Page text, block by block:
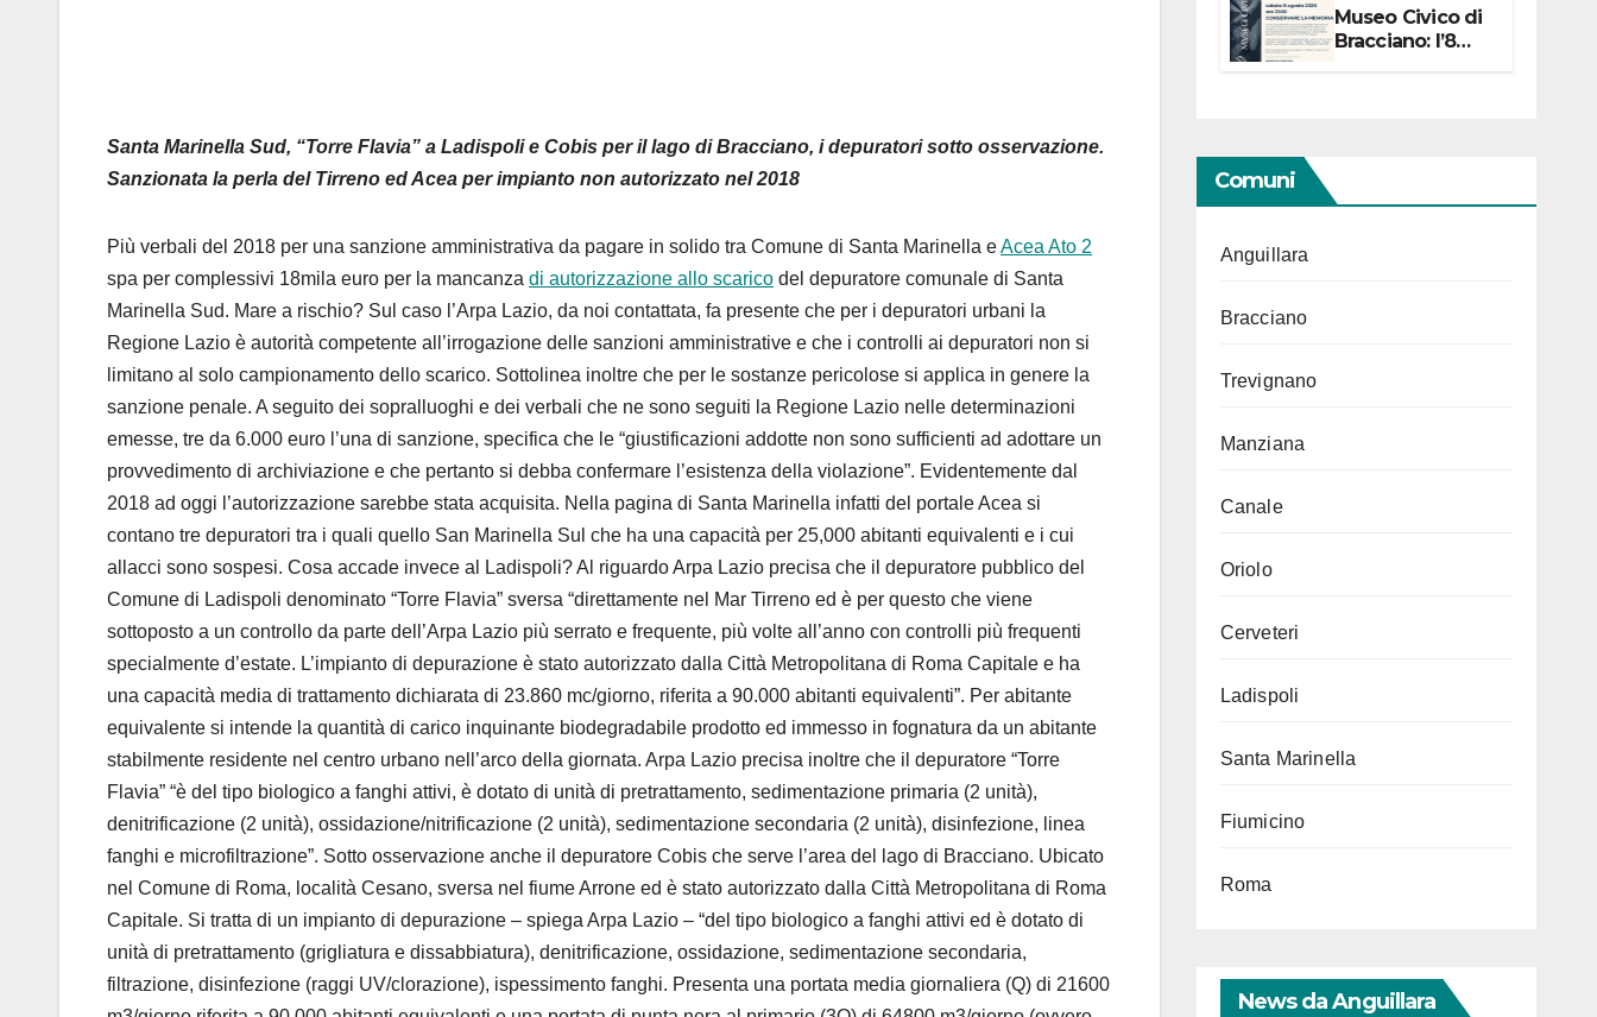
Santa Marinella Sud, “Torre Flavia” a Ladispoli e Cobis per il lago di Bracciano, i depuratori sotto osservazione.
Sanzionata la perla del Tirreno ed Acea per impianto non autorizzato nel 2018
Più verbali del 2018 per una sanzione amministrativa da pagare in solido tra Comune di Santa Marinella eAcea Ato 2
spa per complessivi 18mila euro per la mancanza di autorizzazione allo scarico del depuratore comunale di Santa
Marinella Sud. Mare a rischio? Sul caso l’Arpa Lazio, da noi contattata, fa presente che per i depuratori urbani la
Regione Lazio è autorità competente all’irrogazione delle sanzioni amministrative e che i controlli ai depuratori non si
limitano al solo campionamento dello scarico. Sottolinea inoltre che per le sostanze pericolose si applica in genere la
sanzione penale. A seguito dei sopralluoghi e dei verbali che ne sono seguiti la Regione Lazio nelle determinazioni
emesse, tre da 6.000 euro l’una di sanzione, specifica che le “giustificazioni addotte non sono sufficienti ad adottare un
provvedimento di archiviazione e che pertanto si debba confermare l’esistenza della violazione”. Evidentemente dal
2018 ad oggi l’autorizzazione sarebbe stata acquisita. Nella pagina di Santa Marinella infatti del portale Acea si
contano tre depuratori tra i quali quello San Marinella Sul che ha una capacità per 25,000 abitanti equivalenti e i cui
allacci sono sospesi. Cosa accade invece al Ladispoli? Al riguardo Arpa Lazio precisa che il depuratore pubblico del
Comune di Ladispoli denominato “Torre Flavia” sversa “direttamente nel Mar Tirreno ed è per questo che viene
sottoposto a un controllo da parte dell’Arpa Lazio più serrato e frequente, più volte all’anno con controlli più frequenti
specialmente d’estate. L’impianto di depurazione è stato autorizzato dalla Città Metropolitana di Roma Capitale e ha
una capacità media di trattamento dichiarata di 23.860 mc/giorno, riferita a 90.000 abitanti equivalenti”. Per abitante
equivalente si intende la quantità di carico inquinante biodegradabile prodotto ed immesso in fognatura da un abitante
stabilmente residente nel centro urbano nell’arco della giornata. Arpa Lazio precisa inoltre che il depuratore “Torre
Flavia” “è del tipo biologico a fanghi attivi, è dotato di unità di pretrattamento, sedimentazione primaria (2 unità),
denitrificazione (2 unità), ossidazione/nitrificazione (2 unità), sedimentazione secondaria (2 unità), disinfezione, linea
fanghi e microfiltrazione”. Sotto osservazione anche il depuratore Cobis che serve l’area del lago di Bracciano. Ubicato
nel Comune di Roma, località Cesano, sversa nel fiume Arrone ed è stato autorizzato dalla Città Metropolitana di Roma
Capitale. Si tratta di un impianto di depurazione – spiega Arpa Lazio – “del tipo biologico a fanghi attivi ed è dotato di
unità di pretrattamento (grigliatura e dissabbiatura), denitrificazione, ossidazione, sedimentazione secondaria,
filtrazione, disinfezione (raggi UV/clorazione), ispessimento fanghi. Presenta una portata media giornaliera (Q) di 21600
Museo Civico di
Bracciano: l’8
Comuni
Anguillara
Bracciano
Trevignano
Manziana
Canale
Oriolo
Cerveteri
Ladispoli
Santa Marinella
Fiumicino
Roma
News da Anguillara